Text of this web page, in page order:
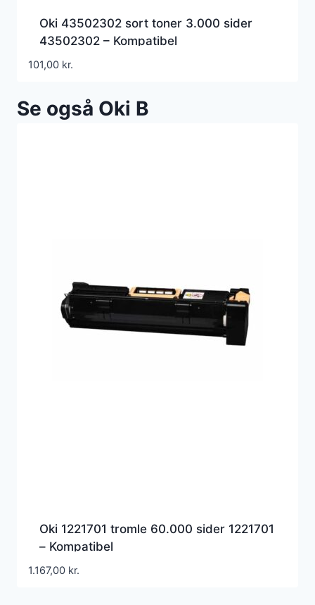
Oki 43502302 sort toner 3.000 sider
43502302 – Kompatibel
101,00 kr.
Se også Oki B
Oki 1221701 tromle 60.000 sider 1221701
– Kompatibel
1.167,00 kr.